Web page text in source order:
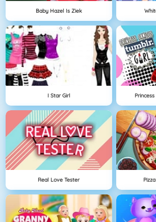
Baby Hazel Is Ziek
I Star Girl
Real Love Tester